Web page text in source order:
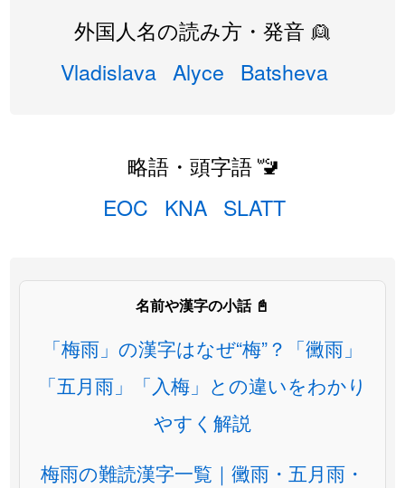
外国人名の読み方・発音 👱
Vladislava Alyce Batsheva
略語・頭字語 🚾
EOC KNA SLATT
名前や漢字の小話 📓
「梅雨」の漢字はなぜ“梅”？「黴雨」
「五月雨」「入梅」との違いをわかり
やすく解説
梅雨の難読漢字一覧｜黴雨・五月雨・